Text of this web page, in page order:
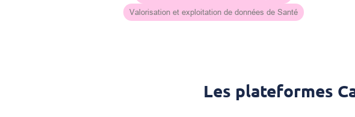
Valorisation et exploitation de données de Santé
Les plateformes